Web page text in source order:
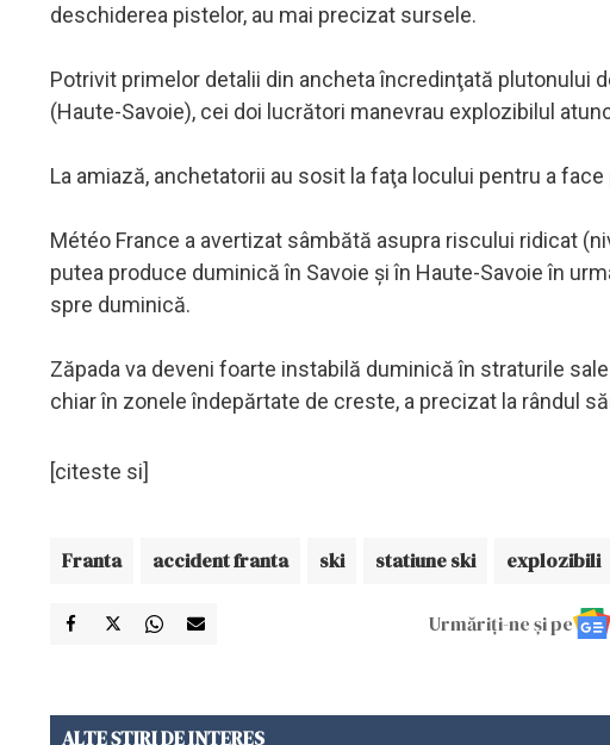
deschiderea pistelor, au mai precizat sursele.
Potrivit primelor detalii din ancheta încredinţată plutonului
(Haute-Savoie), cei doi lucrători manevrau explozibilul
La amiază, anchetatorii au sosit la faţa locului pentru a
Météo France a avertizat sâmbătă asupra riscului ridicat
putea produce duminică în Savoie şi în Haute-Savoie în
spre duminică.
Zăpada va deveni foarte instabilă duminică în straturile
chiar în zonele îndepărtate de creste, a precizat la rândul
[citeste si]
Franta accident franta ski statiune ski explozibili
Urmăriți-ne și pe
ALTE ȘTIRI DE INTERES